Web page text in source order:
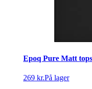
Epoq Pure Matt
269 kr.På lager